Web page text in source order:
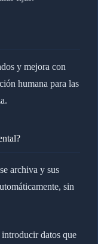
y mejora con
humana para las
archiva y sus
sin
datos que